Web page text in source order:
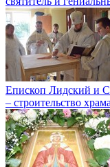
Епископ Лидский и
– строительство